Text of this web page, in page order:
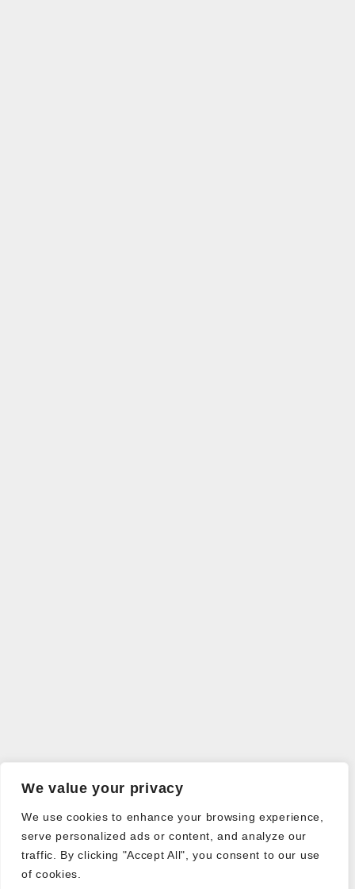
We value your privacy
We use cookies to enhance your browsing experience,
serve personalized ads or content, and analyze our
traffic. By clicking "Accept All", you consent to our use
of cookies.